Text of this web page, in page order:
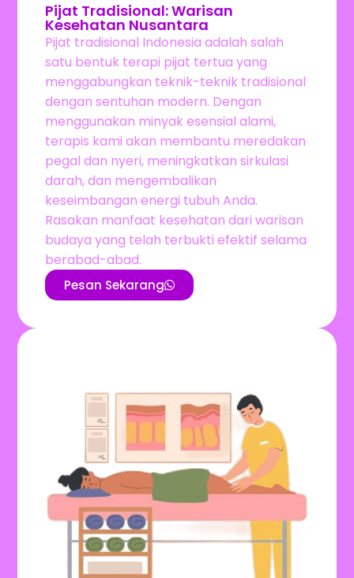
Pijat Tradisional: Warisan
Kesehatan Nusantara
Pijat tradisional Indonesia adalah salah
satu bentuk terapi pijat tertua yang
menggabungkan teknik-teknik tradisional
dengan sentuhan modern. Dengan
menggunakan minyak esensial alami,
terapis kami akan membantu meredakan
pegal dan nyeri, meningkatkan sirkulasi
darah, dan mengembalikan
keseimbangan energi tubuh Anda.
Rasakan manfaat kesehatan dari warisan
budaya yang telah terbukti efektif selama
berabad-abad.
Pesan Sekarang